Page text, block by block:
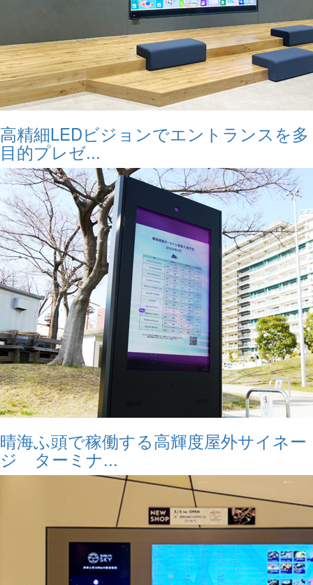
高精細LEDビジョンでエントランスを多
目的プレゼ...
晴海ふ頭で稼働する高輝度屋外サイネー
ジ ターミナ...